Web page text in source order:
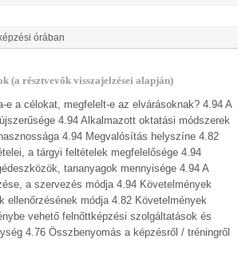
órában
(a résztvevők visszajelzései alapján)
e a célokat, megfelelt-e az elvárásoknak? 4.94 A
4.94 Alkalmazott oktatási módszerek
4.94 Megvalósítás helyszíne 4.82
a tárgyi feltételek megfelelősége 4.94
tananyagok mennyisége 4.94 A
a szervezés módja 4.94 Követelmények
ellenőrzésének módja 4.82 Követelmények
vehető felnőttképzési szolgáltatások és
4.76 Összbenyomás a képzésről / tréningről